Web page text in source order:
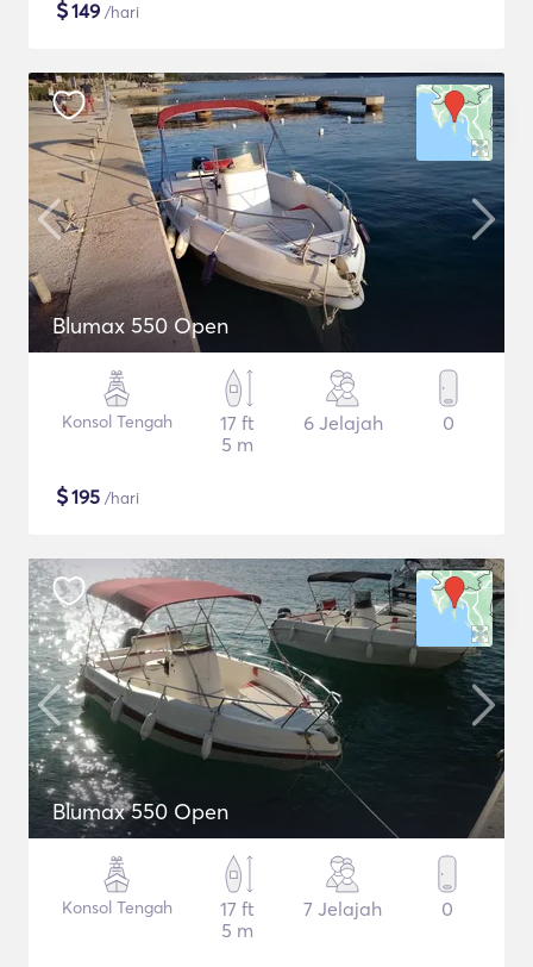
$149 /hari
Blumax 550 Open
Konsol Tengah
17 ft
5 m
6 Jelajah 0
$195 /hari
Blumax 550 Open
Konsol Tengah
17 ft
5 m
7 Jelajah 0